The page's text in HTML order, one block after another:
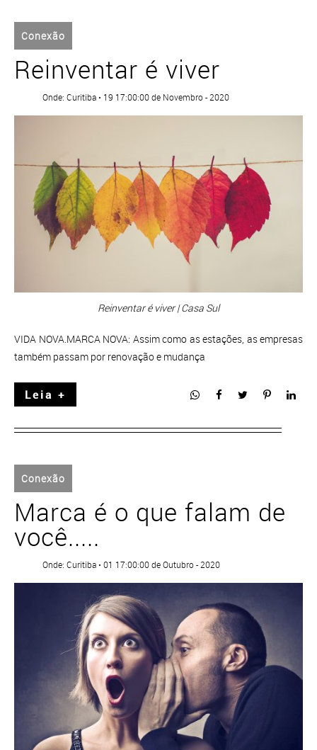
Conexão
Reinventar é viver
Onde: Curitiba • 19 17:00:00 de Novembro - 2020
Reinventar é viver | Casa Sul
VIDA NOVA.MARCA NOVA: Assim como as estações, as empresas
também passam por renovação e mudança
Leia +
Conexão
Marca é o que falam de
você.....
Onde: Curitiba • 01 17:00:00 de Outubro - 2020